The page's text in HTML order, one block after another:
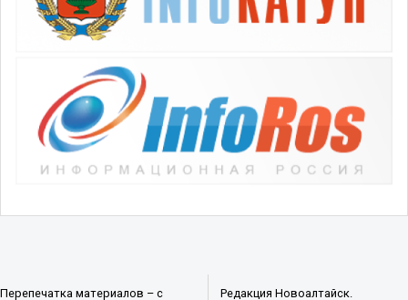
Перепечатка материалов – с
Редакция Новоалтайск.